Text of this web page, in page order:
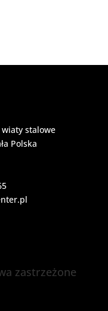
wiaty stalowe
Polska
zastrzeżone